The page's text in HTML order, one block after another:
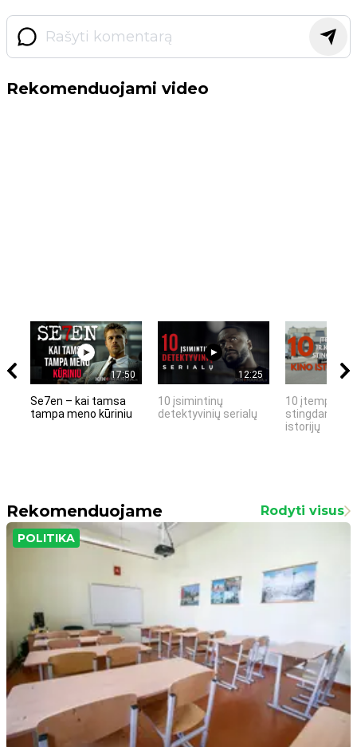
Rekomenduojami video
17:50
Se7en – kai tamsa
tampa meno kūriniu
12:25
10 įsimintinų
detektyvinių serialų
10 įtemptų,
stingdančių
istorijų
Rekomenduojame Rodyti visus
POLITIKA